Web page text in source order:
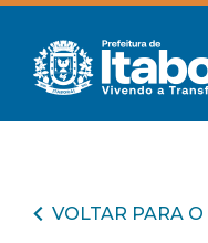
VOLTAR PARA